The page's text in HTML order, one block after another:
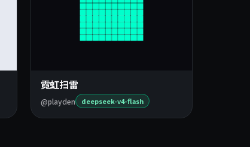
霓虹扫雷
@playden deepseek-v4-flash